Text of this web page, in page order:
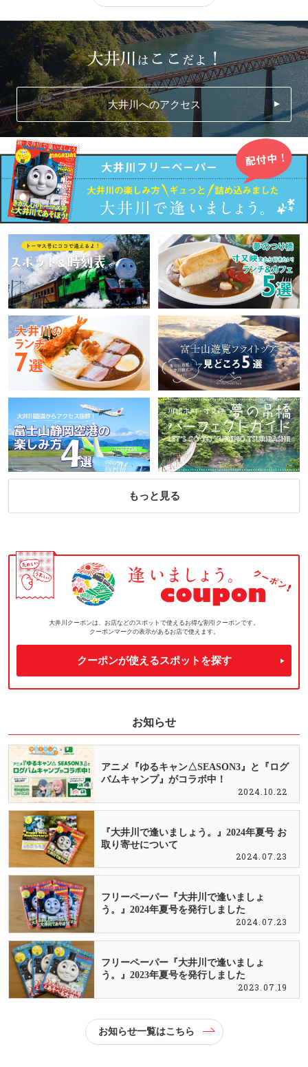
大井川へのアクセス
もっと見る
大井川クーポンは、お店などのスポットで使えるお得な割引クーポンです。
クーポンマークの表示があるお店で使えます。
クーポンが使えるスポットを探す
お知らせ
アニメ『ゆるキャン△SEASON3』と『ログ
バムキャンプ』がコラボ中！
2024.10.22
『大井川で逢いましょう。』2024年夏号 お
取り寄せについて
2024.07.23
フリーペーパー『大井川で逢いましょ
う。』2024年夏号を発行しました
2024.07.23
フリーペーパー『大井川で逢いましょ
う。』2023年夏号を発行しました
2023.07.19
お知らせ一覧はこちら